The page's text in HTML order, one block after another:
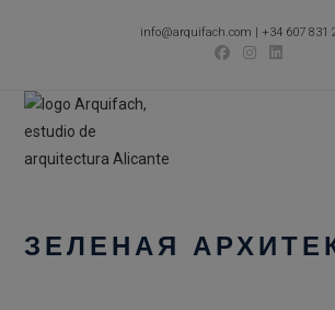
info@arquifach.com | +34 607 831
ЗЕЛЕНАЯ